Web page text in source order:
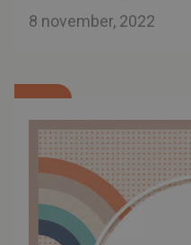
de toekomst van
8 november, 2022